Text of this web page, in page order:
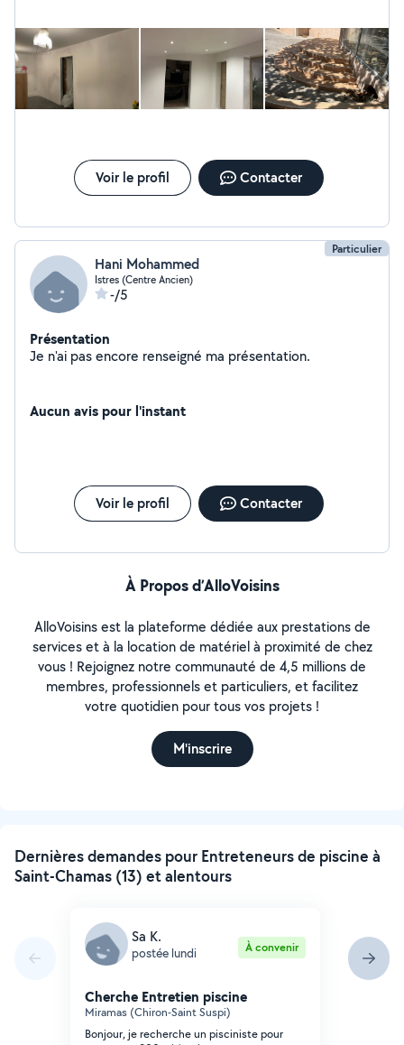
Voir le profil Contacter
Particulier
Hani Mohammed
Istres (Centre Ancien)
-/5
Présentation
Je n'ai pas encore renseigné ma présentation.
Aucun avis pour l'instant
Voir le profil Contacter
À Propos d’AlloVoisins
AlloVoisins est la plateforme dédiée aux prestations de
services et à la location de matériel à proximité de chez
vous ! Rejoignez notre communauté de 4,5 millions de
membres, professionnels et particuliers, et facilitez
votre quotidien pour tous vos projets !
M'inscrire
Dernières demandes pour Entreteneurs de piscine à
Saint-Chamas (13) et alentours
Sa K.
postée lundi À convenir
Cherche Entretien piscine
Miramas (Chiron-Saint Suspi)
Bonjour, je recherche un pisciniste pour